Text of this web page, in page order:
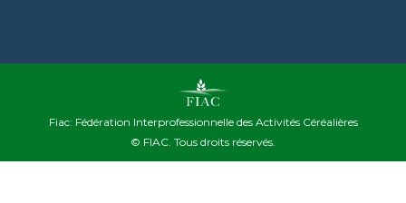
Fiac: Fédération Interprofessionnelle des Activités Céréalières
© FIAC. Tous droits réservés.